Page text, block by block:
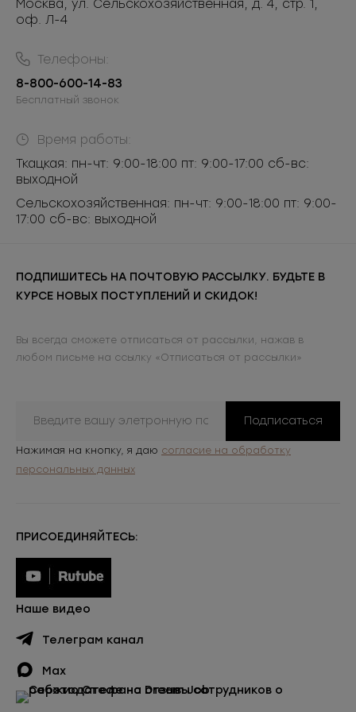
Москва, ул. Сельскохозяйственная, д. 4, стр. 1,
оф. Л-4
Телефоны:
8-800-600-14-83
Бесплатный звонок
Время работы:
Ткацкая: пн-чт: 9:00-18:00 пт: 9:00-17:00 сб-вс:
выходной
Сельскохозяйственная: пн-чт: 9:00-18:00 пт: 9:00-
17:00 сб-вс: выходной
ПОДПИШИТЕСЬ НА ПОЧТОВУЮ РАССЫЛКУ. БУДЬТЕ В
КУРСЕ НОВЫХ ПОСТУПЛЕНИЙ И СКИДОК!
Вы всегда сможете отписаться от рассылки, нажав в
любом письме на ссылку «Отписаться от рассылки»
Подписаться
Нажимая на кнопку, я даю согласие на обработку
персональных данных
ПРИСОЕДИНЯЙТЕСЬ:
Наше видео
Телеграм канал
Max